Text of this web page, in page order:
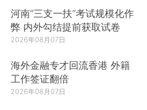
河南“三支一扶”考试规模化作
弊 内外勾结提前获取试卷
2026年08月07日
海外金融专才回流香港 外籍
工作签证翻倍
2026年08月07日